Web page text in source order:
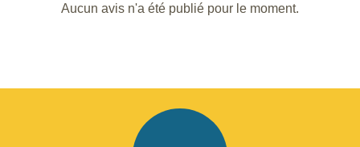
Aucun avis n'a été publié pour le moment.